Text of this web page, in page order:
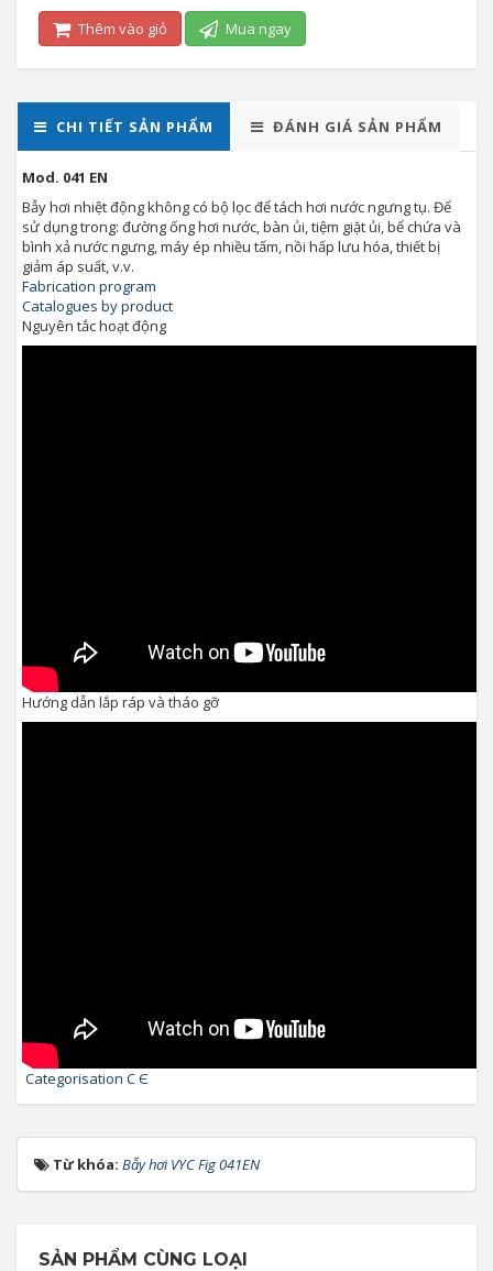
Thêm vào giỏ Mua ngay
CHI TIẾT SẢN PHẨM ĐÁNH GIÁ SẢN PHẨM
Mod. 041 EN
Bẫy hơi nhiệt động không có bộ lọc để tách hơi nước ngưng tụ. Để
sử dụng trong: đường ống hơi nước, bàn ủi, tiệm giặt ủi, bể chứa và
bình xả nước ngưng, máy ép nhiều tấm, nồi hấp lưu hóa, thiết bị
giảm áp suất, v.v.
Fabrication program
Catalogues by product
Nguyên tắc hoạt động
Hướng dẫn lắp ráp và tháo gỡ
Categorisation C Є
Từ khóa: Bẫy hơi VYC Fig 041EN
SẢN PHẨM CÙNG LOẠI